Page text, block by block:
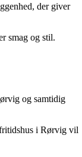
der giver
smag og stil.
og samtidig
i Rørvig vil